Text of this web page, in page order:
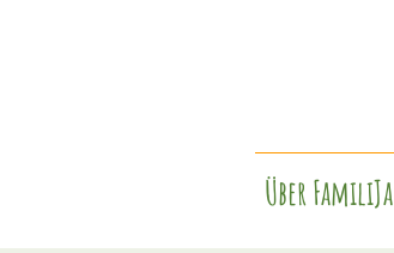
Über FamiliJa